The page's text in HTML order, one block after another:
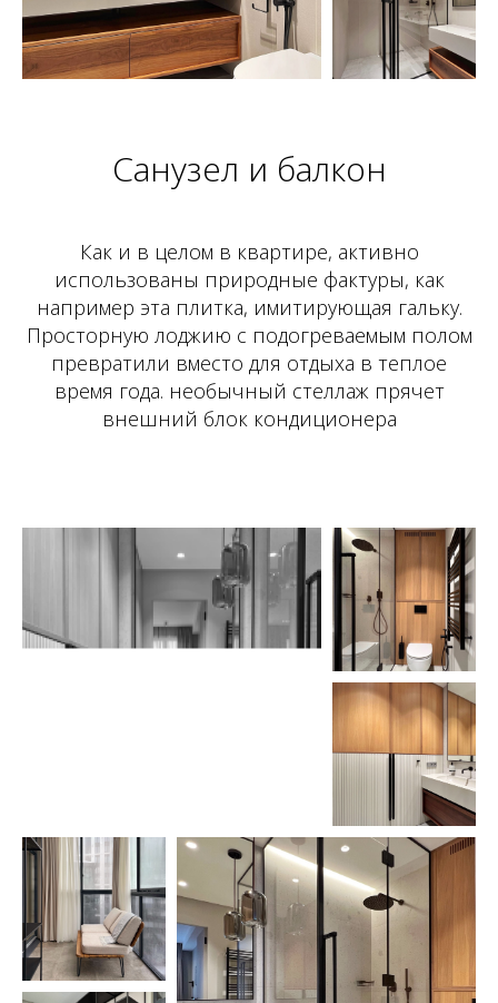
Санузел и балкон
Как и в целом в квартире, активно
использованы природные фактуры, как
например эта плитка, имитирующая гальку.
Просторную лоджию с подогреваемым полом
превратили вместо для отдыха в теплое
время года. необычный стеллаж прячет
внешний блок кондиционера